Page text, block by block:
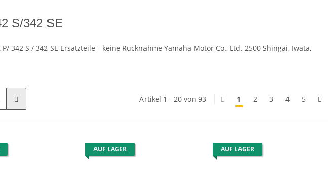
S/342 SE
342 S / 342 SE Ersatzteile - keine Rücknahme Yamaha Motor Co., Ltd. 2500 Shingai, Iwata,
Artikel 1 - 20 von 93 1 2 3 4 5
AUF LAGER AUF LAGER